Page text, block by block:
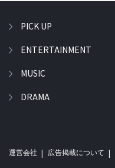
PICK UP
ENTERTAINMENT
MUSIC
DRAMA
運営会社 広告掲載について